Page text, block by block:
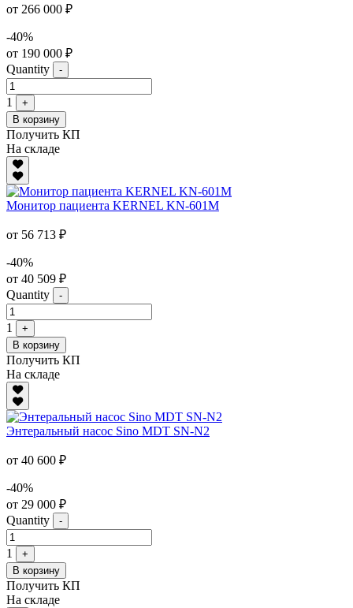
от 266 000 ₽
-40%
от 190 000 ₽
Quantity
-
1
+
В корзину
Получить КП
На складе
Монитор пациента KERNEL KN-601M
от 56 713 ₽
-40%
от 40 509 ₽
Quantity
-
1
+
В корзину
Получить КП
На складе
Энтеральный насос Sino MDT SN-N2
от 40 600 ₽
-40%
от 29 000 ₽
Quantity
-
1
+
В корзину
Получить КП
На складе